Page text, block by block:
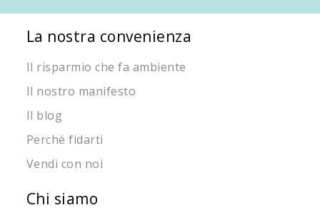
La nostra convenienza
Il risparmio che fa ambiente
Il nostro manifesto
Il blog
Perché fidarti
Vendi con noi
Chi siamo